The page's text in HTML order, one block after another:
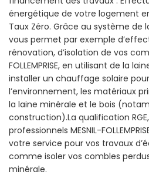
énergétique de votre logement
Taux Zéro. Grâce au système de
vous permet par exemple
rénovation, d’isolation de vos
FOLLEMPRISE, en utilisant de la
installer un chauffage solaire
l’environnement, les matériaux
la laine minérale et le bois
construction).La qualification
professionnels MESNIL-
votre service pour vos travaux
comme isoler vos combles
minérale.